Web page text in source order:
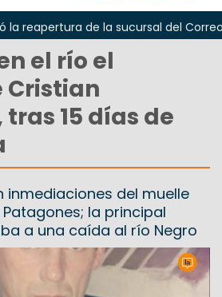
de la sucursal del Correo
el río el
Cristian
15 días de
inmediaciones del muelle
la principal
a una caída al río Negro